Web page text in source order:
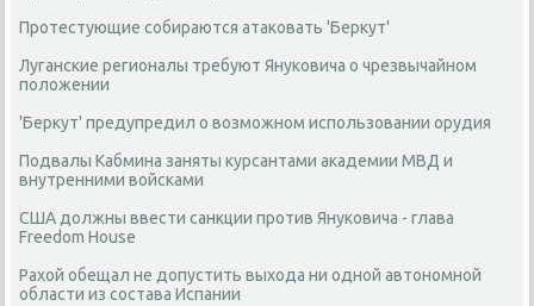
Протестующие собираются атаковать 'Беркут'
Луганские регионалы требуют Януковича о чрезвычайном
положении
'Беркут' предупредил о возможном использовании орудия
Подвалы Кабмина заняты курсантами академии МВД и
внутренними войсками
США должны ввести санкции против Януковича - глава
Freedom House
Рахой обещал не допустить выхода ни одной автономной
области из состава Испании